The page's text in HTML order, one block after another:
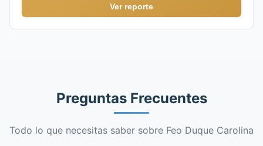
Ver reporte
Preguntas Frecuentes
Todo lo que necesitas saber sobre Feo Duque Carolina